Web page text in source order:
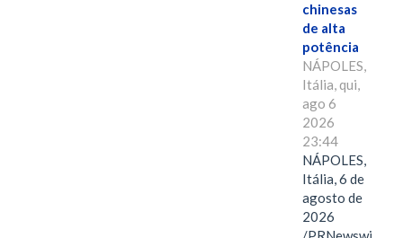
chinesas
de alta
potência
NÁPOLES,
Itália, qui,
ago 6
2026
23:44
NÁPOLES,
Itália, 6 de
agosto de
2026